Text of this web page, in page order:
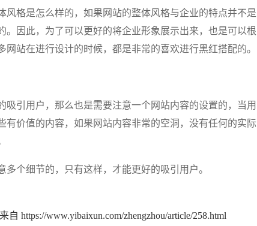
格是怎么样的，如果网站的整体风格与企业的特点并不是
因此，为了可以更好的将企业形象展示出来，也是可以根
站在进行设计的时候，都是非常的喜欢进行黑红搭配的。
引用户，那么也是需要注意一个网站内容的设置的，当用
有价值的内容，如果网站内容非常的空洞，没有任何的实际
个细节的，只有这样，才能更好的吸引用户。
https://www.yibaixun.com/zhengzhou/article/258.html